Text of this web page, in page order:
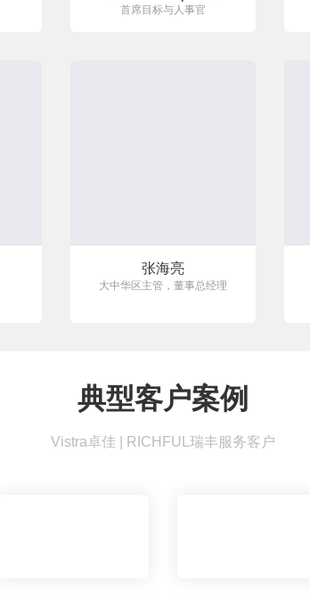
首席目标与人事官
张海亮
大中华区主管，董事总经理
典型客户案例
Vistra卓佳 | RICHFUL瑞丰服务客户